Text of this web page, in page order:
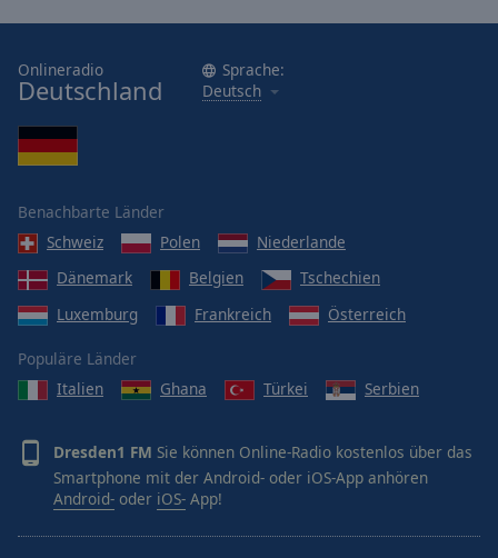
Onlineradio
Deutschland
Sprache:
Deutsch
Benachbarte Länder
Schweiz
Polen
Niederlande
Dänemark
Belgien
Tschechien
Luxemburg
Frankreich Österreich
Populäre Länder
Italien
Ghana Türkei Serbien
Dresden1 FM Sie können Online-Radio kostenlos über das
Smartphone mit der Android- oder iOS-App anhören
Android- oder iOS- App!